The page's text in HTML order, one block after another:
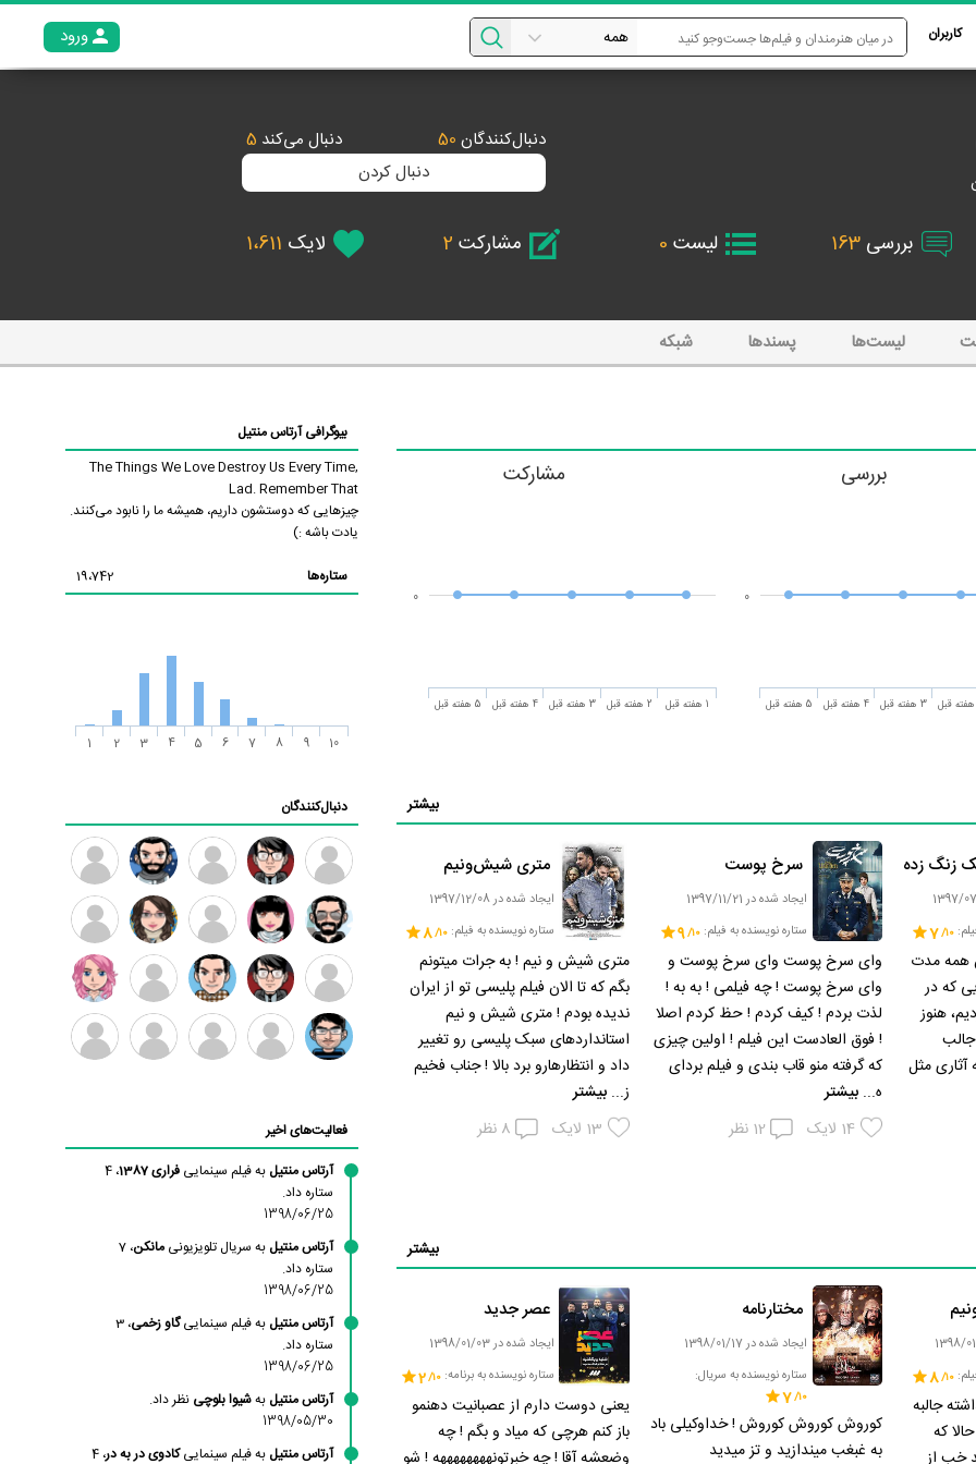
کاربران ورود
دنبال‌کنندگان 50 دنبال می‌کند 5
دنبال کردن
بررسی 163 لیست 0 مشارکت 2 لایک 1،611
لیست‌ها پسند‌ها شبکه
5 هفته قبل 4 هفته قبل 3 هفته قبل
0
بررسی
5 هفته قبل 4 هفته قبل 3 هفته قبل 2 هفته قبل 1 هفته قبل
0
مشارکت
بیشتر
زنگ زده
7
همه مدت
که در
هنوز
! و جالب
مثل
سرخ پوست
ایجاد شده در 1397/11/21
ستاره نویسنده به فیلم:
9
وای سرخ پوست وای سرخ پوست و
وای سرخ پوست ! چه فیلمی ! به به !
لذت بردم ! کیف کردم ! حظ کردم اصلا
! فوق العادست این فیلم ! اولین چیزی
که گرفته منو قاب بندی و فیلم بردای
ه...بیشتر
14 لایک 12 نظر
متری شیش‌و‌نیم
ایجاد شده در 1397/12/08
ستاره نویسنده به فیلم:
8
متری شیش و نیم ! به جرات میتونم
بگم که تا الان فیلم پلیسی تو از ایران
ندیده بودم ! متری شیش و نیم
استانداردهای سبک پلیسی رو تغییر
داد و انتظارهارو برد بالا ! جناب فخیم
ز...بیشتر
13 لایک 8 نظر
بیشتر
8
جالبه
که
خب از
مختارنامه
ایجاد شده در 1398/01/17
ستاره نویسنده به سریال:
7
کوروش کوروش کوروش ! خداوکیلی باد
به غبغب میندازید و تز میدید
عصر جدید
ایجاد شده در 1398/01/03
ستاره نویسنده به برنامه:
2
یعنی دوست دارم از عصبانیت دهنمو
باز کنم هرچی که میاد و بگم ! چه
وضعشه آقا ! چه خبرتونههههههههه ! شو
بیوگرافی آرتاس منتیل
The Things We Love Destroy Us Every Time,
Lad. Remember That
چیزهایی که دوستشون داریم، همیشه ما را نابود می‌کنند.
یادت باشه :)
ستاره‌ها
19،742
1 2 3 4 5 6 7 8 9 10
دنبال‌کنندگان
علی
دشتی
سید
محمد
موسوی
اشتیاق 2
ایلیا
پارسی
محمد
تفرشیان
امیروو
ملیکا
منتظری
عارفه
داستانپور
صبا فقیه
سبزواری
محمدامین
اکرامی
نیما
برهانی
علی
امیری
سید
حمیدمروج
امیررضا
میرباقری
مانلی
نشایی
فعالیت‌های اخیر
آرتاس منتیل به فیلم سینمایی فراری 1387
، 4
ستاره داد.
1398/06/25
آرتاس منتیل به سریال تلویزیونی مانکن ، 7
ستاره داد.
1398/06/25
آرتاس منتیل به فیلم سینماییگاو زخمی ، 3
ستاره داد.
1398/06/25
آرتاس منتیل بهشیوا بلوچی نظر داد.
1398/05/30
آرتاس منتیل به فیلم سینماییکادوی در به در ، 4